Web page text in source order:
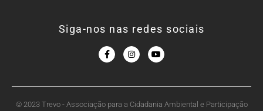
Siga-nos nas redes sociais
© 2023 Trevo - Associação para a Cidadania Ambiental e Participação